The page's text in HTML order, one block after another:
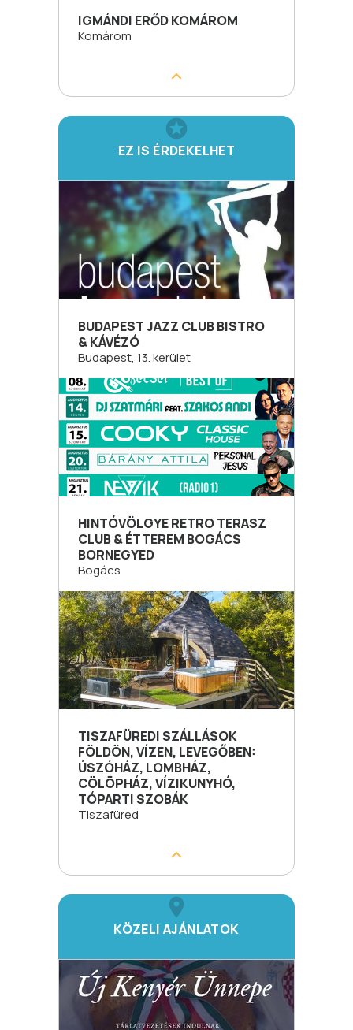
IGMÁNDI ERŐD KOMÁROM
Komárom
EZ IS ÉRDEKELHET
BUDAPEST JAZZ CLUB BISTRO
& KÁVÉZÓ
Budapest, 13. kerület
HINTÓVÖLGYE RETRO TERASZ
CLUB & ÉTTEREM BOGÁCS
BORNEGYED
Bogács
TISZAFÜREDI SZÁLLÁSOK
FÖLDÖN, VÍZEN, LEVEGŐBEN:
ÚSZÓHÁZ, LOMBHÁZ,
CÖLÖPHÁZ, VÍZIKUNYHÓ,
TÓPARTI SZOBÁK
Tiszafüred
KÖZELI AJÁNLATOK